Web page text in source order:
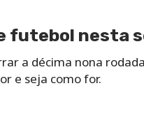
futebol nesta
a décima nona
e seja como for.